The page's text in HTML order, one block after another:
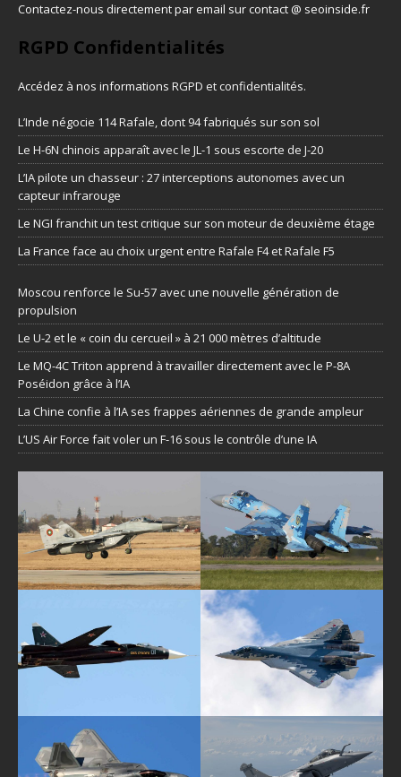
Contactez-nous directement par email sur contact @ seoinside.fr
RGPD Confidentialités
Accédez à nos informations RGPD et confidentialités.
L’Inde négocie 114 Rafale, dont 94 fabriqués sur son sol
Le H-6N chinois apparaît avec le JL-1 sous escorte de J-20
L’IA pilote un chasseur : 27 interceptions autonomes avec un
capteur infrarouge
Le NGI franchit un test critique sur son moteur de deuxième étage
La France face au choix urgent entre Rafale F4 et Rafale F5
Moscou renforce le Su-57 avec une nouvelle génération de
propulsion
Le U-2 et le « coin du cercueil » à 21 000 mètres d’altitude
Le MQ-4C Triton apprend à travailler directement avec le P-8A
Poséidon grâce à l’IA
La Chine confie à l’IA ses frappes aériennes de grande ampleur
L’US Air Force fait voler un F-16 sous le contrôle d’une IA